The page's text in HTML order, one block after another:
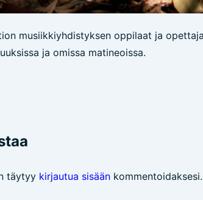
musiikkiyhdistyksen oppilaat ja
ja omissa matineoissa.
täytyy kirjautua sisään kommentoidaksesi.